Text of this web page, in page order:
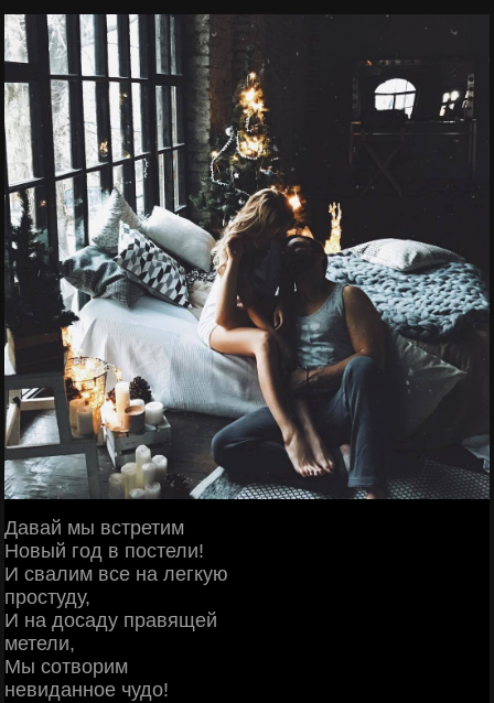
Давай мы встретим
Новый год в постели!
И свалим все на легкую
простуду,
И на досаду правящей
метели,
Мы сотворим
невиданное чудо!